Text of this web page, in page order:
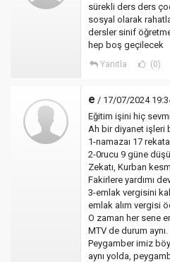
sürekli ders ders
sosyal olarak
dersler sinif
hep boş geçilecek
Yanıtla (0)
e / 17/07/2024
Eğitim işini hiç
Ah bir diyanet işleri
1-namazaı 17
2-0rucu 9 güne
Zekatı, Kurban
Fakirlere yardımı
3-emlak vergisini
emlak alım vergisi
O zaman her sene
MTV de durum aynı.
Peygamber imiz
aynı yolda,